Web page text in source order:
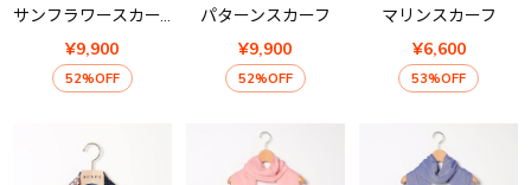
サンフラワースカーフ
¥9,900
52%OFF
パターンスカーフ
¥9,900
52%OFF
マリンスカーフ
¥6,600
53%OFF